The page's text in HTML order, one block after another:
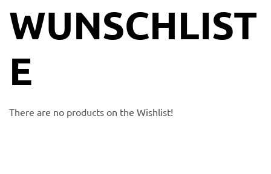
WUNSCHLIST
E
There are no products on the Wishlist!